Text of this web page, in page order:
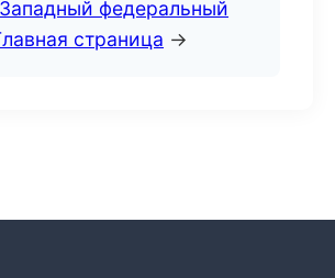
федеральный
страница →